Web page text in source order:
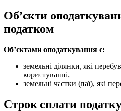
Об’єкти
податком
Об’єктами оподаткування є:
земельні ділянки, які
користуванні;
земельні частки (паї), які
Строк сплати податку